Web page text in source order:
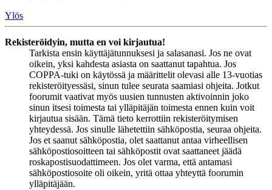
Ylös
Rekisteröidyin, mutta en voi kirjautua!
Tarkista ensin käyttäjätunnuksesi ja salasanasi. Jos ne ovat
oikein, yksi kahdesta asiasta on saattanut tapahtua. Jos
COPPA-tuki on käytössä ja määrittelit olevasi alle 13-vuotias
rekisteröityessäsi, sinun tulee seurata saamiasi ohjeita. Jotkut
foorumit vaativat myös uusien tunnusten aktivoinnin joko
sinun itsesi toimesta tai ylläpitäjän toimesta ennen kuin voit
kirjautua sisään. Tämä tieto kerrottiin rekisteröitymisen
yhteydessä. Jos sinulle lähetettiin sähköpostia, seuraa ohjeita.
Jos et saanut sähköpostia, olet saattanut antaa virheellisen
sähköpostiosoitteen tai sähköpostit ovat saattaneet jäädä
roskapostisuodattimeen. Jos olet varma, että antamasi
sähköpostiosoite oli oikein, yritä ottaa yhteyttä foorumin
ylläpitäjään.